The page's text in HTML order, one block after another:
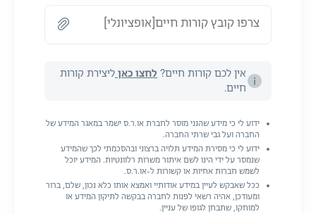
צרפו קובץ קורות חיים[אופציונלי]
אין לכם קורות חיים? לחצו כאן ליצירת קורות
חיים.
ידוע לי כי מידע שהנני מוסר לחברת או.ר.ס ישמר במאגר המידע של
החברה ועל גבי שרתי החברה.
ידוע לי כי מסירת המידע תלויה ברצוני ובהסכמתי לכך שהמידע
שנמסר על ידי הינו לשם איתור משרות רלוונטיות. המידע יוכל
לשמש חברות אחיות או קשורות ל-או.ר.ס.
ככל שאבקש לעיין במידע אודותיי ואמצא אותו כלא נכון, שלם, ברור
ומעודכן, אהיה רשאי לפנות לחברה בבקשה לתיקון המידע או
למוחקו, שתבחן לגופו של עניין.